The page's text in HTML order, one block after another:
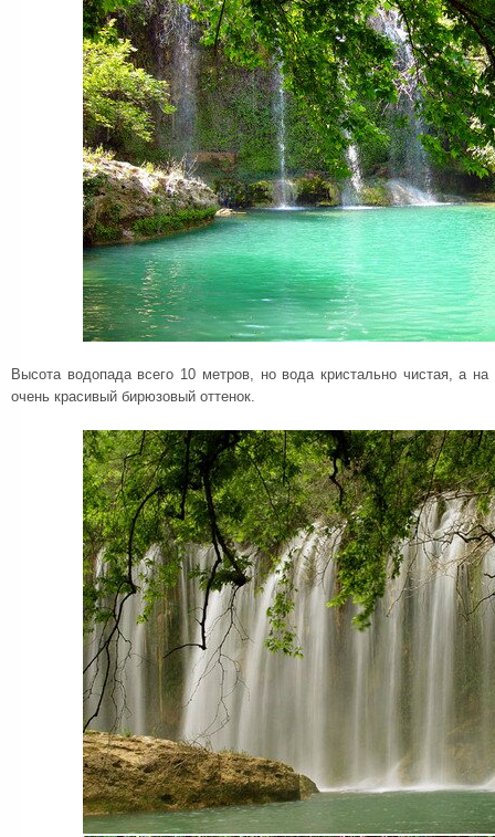
Высота водопада всего 10 метров, но вода кристально чистая, а на
очень красивый бирюзовый оттенок.